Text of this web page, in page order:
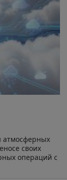
атмосферных
своих
операций с